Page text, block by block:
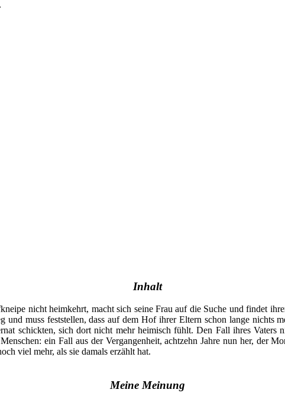
Inhalt
nicht heimkehrt, macht sich seine Frau auf die Suche und findet
muss feststellen, dass auf dem Hof ihrer Eltern schon lange
schickten, sich dort nicht mehr heimisch fühlt. Den Fall ihres
ein Fall aus der Vergangenheit, achtzehn Jahre nun her, der
viel mehr, als sie damals erzählt hat.
Meine Meinung